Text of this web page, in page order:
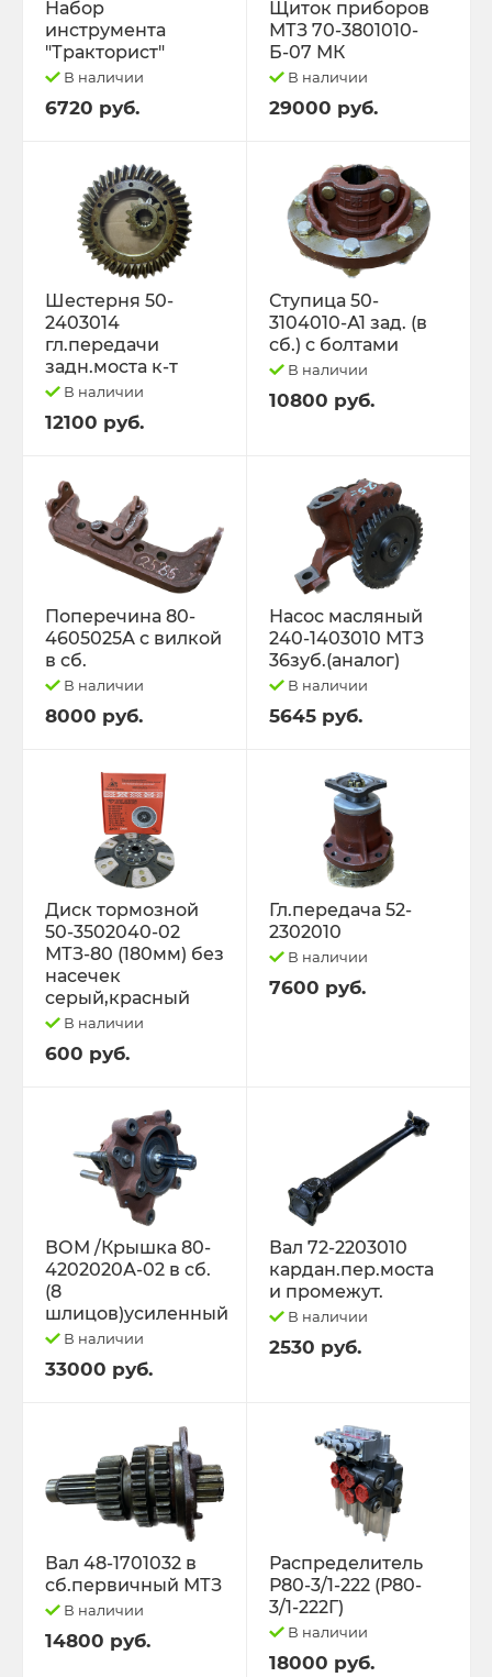
Набор
инструмента
"Тракторист"
В наличии
6720 руб.
Щиток приборов
МТЗ 70-3801010-
Б-07 МК
В наличии
29000 руб.
Шестерня 50-
2403014
гл.передачи
задн.моста к-т
В наличии
12100 руб.
Ступица 50-
3104010-А1 зад. (в
сб.) с болтами
В наличии
10800 руб.
Поперечина 80-
4605025А с вилкой
в сб.
В наличии
8000 руб.
Насос масляный
240-1403010 МТЗ
36зуб.(аналог)
В наличии
5645 руб.
Диск тормозной
50-3502040-02
МТЗ-80 (180мм) без
насечек
серый,красный
В наличии
600 руб.
Гл.передача 52-
2302010
В наличии
7600 руб.
ВОМ /Крышка 80-
4202020А-02 в сб.
(8
шлицов)усиленный
В наличии
33000 руб.
Вал 72-2203010
кардан.пер.моста
и промежут.
В наличии
2530 руб.
Вал 48-1701032 в
сб.первичный МТЗ
В наличии
14800 руб.
Распределитель
Р80-3/1-222 (Р80-
3/1-222Г)
В наличии
18000 руб.